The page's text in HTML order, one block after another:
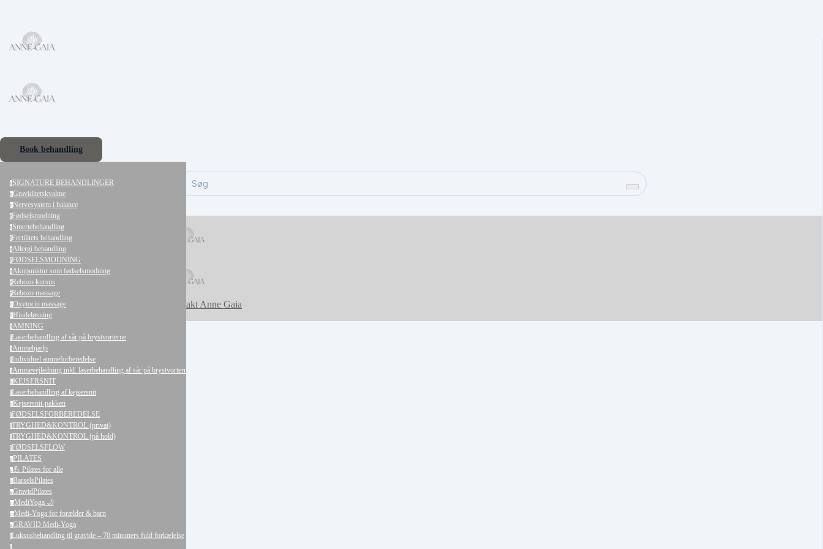
Book behandling
s SIGNATURE BEHANDLINGER
gGraviditetskvalme
n Nervesystem i balance
f Fødselsmodning
s Smertebehandling
f Fertilitets behandling
aAllergi behandling
f FØDSELSMODNING
aAkupunktur som fødselsmodning
r Rebozo kursus
r Rebozo massage
oOxytocin massage
h Hindeløsning
aAMNING
l Laserbehandling af sår på brystvorterne
aAmmehjælp
i Individuel ammeforberedelse
aAmmevejledning inkl. laserbehandling af sår på brystvorterne (smertefrit)
k KEJSERSNIT
l Laserbehandling af kejsersnit
k Kejsersnit-pakken
f FØDSELSFORBEREDELSE
tTRYGHED&KONTROL (privat)
tTRYGHED&KONTROL (på hold)
f FØDSELSFLOW
p PILATES
p 💪 Pilates for alle
b BarselsPilates
gGravidPilates
m MediYoga 🌙
m Medi-Yoga for forælder & barn
gGRAVID Medi-Yoga
l Luksusbehandling til gravide – 70 minutters fuld forkælelse
l
Søg
Kontakt Anne Gaia
Cancel Submit
Cancel OK